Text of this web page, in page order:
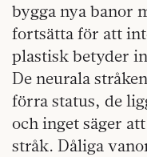
bygga nya banor
fortsätta för att
plastisk betyder
De neurala
förra status, de
och inget säger
stråk. Dåliga